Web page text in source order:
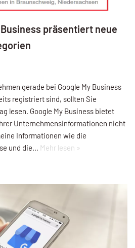
präsentiert neue
gerade bei Google My Business
registriert sind, sollten Sie
lesen. Google My Business bietet
Unternehmensinformationen nicht
Informationen wie die
und die… Mehr lesen »